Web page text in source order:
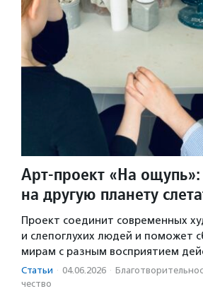
Арт-проект «На
на другую планету
Проект соединит современных
и слепоглухих людей и поможет
мирам с разным восприятием
Статьи · 04.06.2026 ·
чест­во